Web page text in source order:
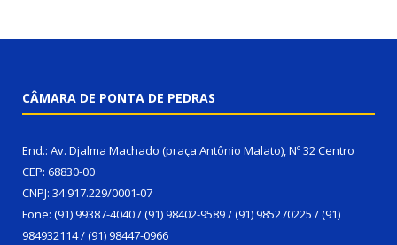
CÂMARA DE PONTA DE PEDRAS
End.: Av. Djalma Machado (praça Antônio Malato), Nº 32 Centro
CEP: 68830-00
CNPJ: 34.917.229/0001-07
Fone: (91) 99387-4040 / (91) 98402-9589 / (91) 985270225 / (91)
984932114 / (91) 98447-0966